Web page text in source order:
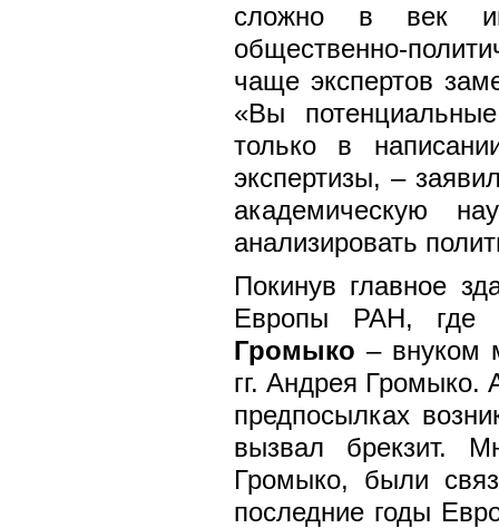
сложно в век
общественно-
чаще экспертов
«Вы
только в
экспертизы, –
академическую
анализировать
Покинув главное
Европы РАН, где
Громыко – внуком
гг. Андрея Громыко.
предпосылках
вызвал брекзит.
Громыко, были
последние годы